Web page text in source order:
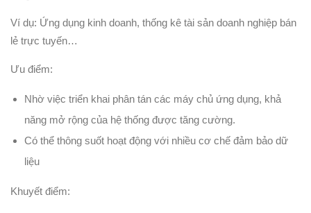
Ví dụ: Ứng dụng kinh doanh, thống kê tài sản doanh nghiệp bán
lẻ trực tuyến…
Ưu điểm:
Nhờ việc triển khai phân tán các máy chủ ứng dụng, khả
năng mở rộng của hệ thống được tăng cường.
Có thể thông suốt hoạt động với nhiều cơ chế đảm bảo dữ
liệu
Khuyết điểm: